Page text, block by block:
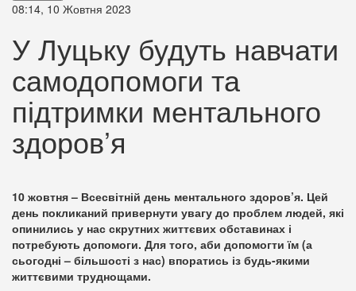
08:14, 10 Жовтня 2023
У Луцьку будуть навчати
самодопомоги та
підтримки ментального
здоров’я
10 жовтня – Всесвітній день ментального здоров’я. Цей
день покликаний привернути увагу до проблем людей, які
опинились у нас скрутних життєвих обставинах і
потребують допомоги. Для того, аби допомогти їм (а
сьогодні – більшості з нас) впоратись із будь-якими
життєвими труднощами.